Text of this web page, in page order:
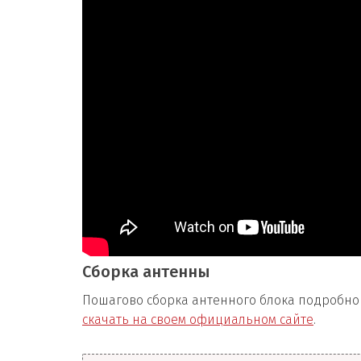
Сборка антенны
Пошагово сборка антенного блока
скачать на своем официальном сайте.